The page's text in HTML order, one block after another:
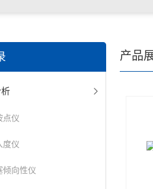
点仪
度仪
倾向性仪
产品